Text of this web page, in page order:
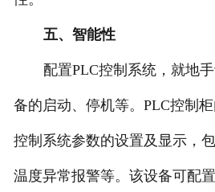
五、智能性
配置PLC控制系统，就地
备的启动、停机等。PLC控制
控制系统参数的设置及显示，
温度异常报警等。该设备可配